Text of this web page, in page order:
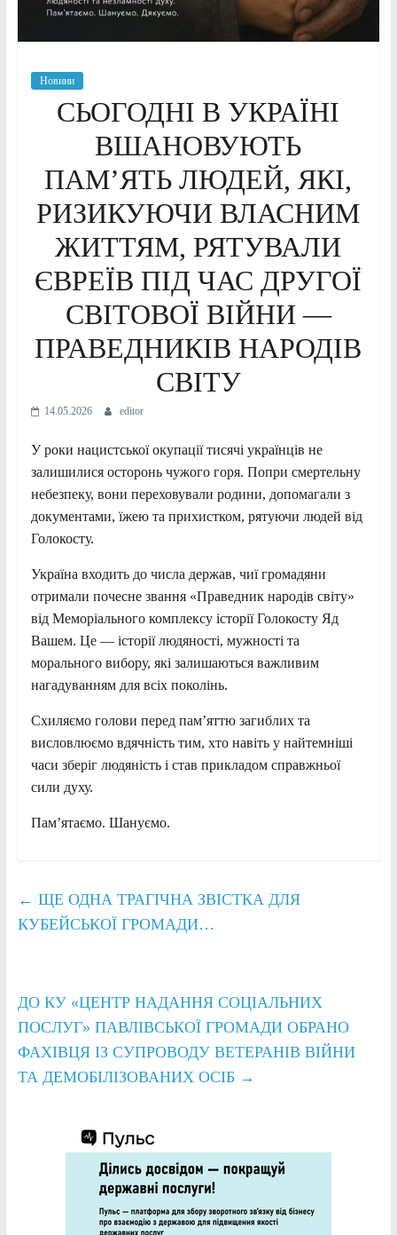
Новини
СЬОГОДНІ В УКРАЇНІ
ВШАНОВУЮТЬ
ПАМ’ЯТЬ ЛЮДЕЙ, ЯКІ,
РИЗИКУЮЧИ ВЛАСНИМ
ЖИТТЯМ, РЯТУВАЛИ
ЄВРЕЇВ ПІД ЧАС ДРУГОЇ
СВІТОВОЇ ВІЙНИ —
ПРАВЕДНИКІВ НАРОДІВ
СВІТУ
14.05.2026 editor
У роки нацистської окупації тисячі українців не
залишилися осторонь чужого горя. Попри смертельну
небезпеку, вони переховували родини, допомагали з
документами, їжею та прихистком, рятуючи людей від
Голокосту.
Україна входить до числа держав, чиї громадяни
отримали почесне звання «Праведник народів світу»
від Меморіального комплексу історії Голокосту Яд
Вашем. Це — історії людяності, мужності та
морального вибору, які залишаються важливим
нагадуванням для всіх поколінь.
Схиляємо голови перед пам’яттю загиблих та
висловлюємо вдячність тим, хто навіть у найтемніші
часи зберіг людяність і став прикладом справжньої
сили духу.
Пам’ятаємо. Шануємо.
← ЩЕ ОДНА ТРАГІЧНА ЗВІСТКА ДЛЯ
КУБЕЙСЬКОЇ ГРОМАДИ…
ДО КУ «ЦЕНТР НАДАННЯ СОЦІАЛЬНИХ
ПОСЛУГ» ПАВЛІВСЬКОЇ ГРОМАДИ ОБРАНО
ФАХІВЦЯ ІЗ СУПРОВОДУ ВЕТЕРАНІВ ВІЙНИ
ТА ДЕМОБІЛІЗОВАНИХ ОСІБ →